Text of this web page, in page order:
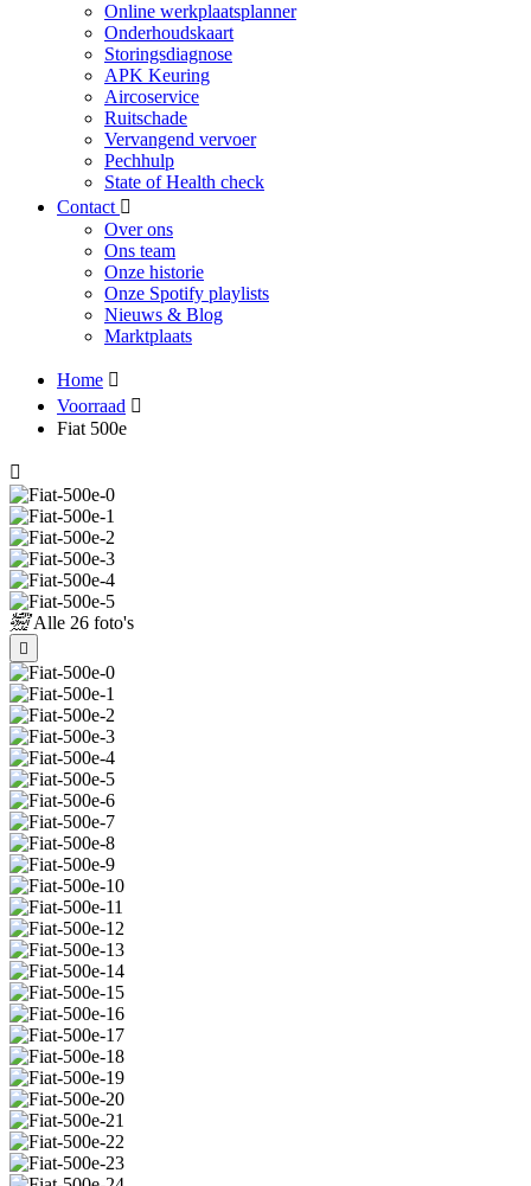
Online werkplaatsplanner
Onderhoudskaart
Storingsdiagnose
APK Keuring
Aircoservice
Ruitschade
Vervangend vervoer
Pechhulp
State of Health check
Contact
Over ons
Ons team
Onze historie
Onze Spotify playlists
Nieuws & Blog
Marktplaats
Home
Voorraad
Fiat 500e
Alle 26 foto's